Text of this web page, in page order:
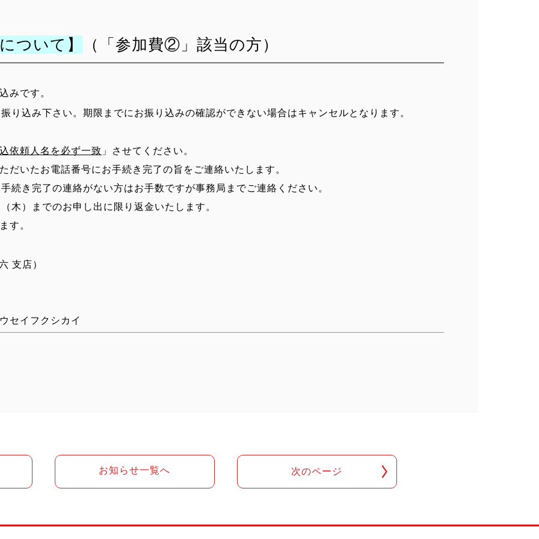
ついて】 （ 「参加費②」該当の方 ）
みです。
り込み下さい。期限までにお振り込みの確認ができない場合はキャンセルとなります。
依頼人名を必ず一致 」させてください。
いたお電話番号にお手続き完了の旨をご連絡いたします。
き完了の連絡がない方はお手数ですが事務局までご連絡ください。
木）までのお申し出に限り返金いたします。
す。
六 支店）
セイフクシカイ
お知らせ一覧へ 次のページ